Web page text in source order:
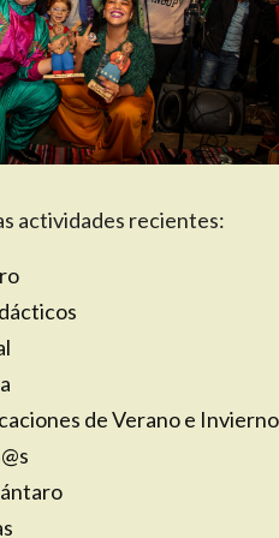
actividades recientes:
de Verano e Invierno